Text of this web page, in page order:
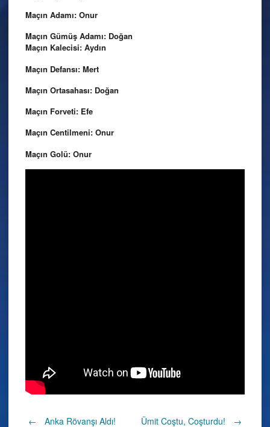
Maçın Adamı: Onur
Maçın Gümüş Adamı: Doğan
Maçın Kalecisi: Aydın
Maçın Defansı: Mert
Maçın Ortasahası: Doğan
Maçın Forveti: Efe
Maçın Centilmeni: Onur
Maçın Golü: Onur
← Anka Rövanşı Aldı! Ümit Coştu, Coşturdu! →